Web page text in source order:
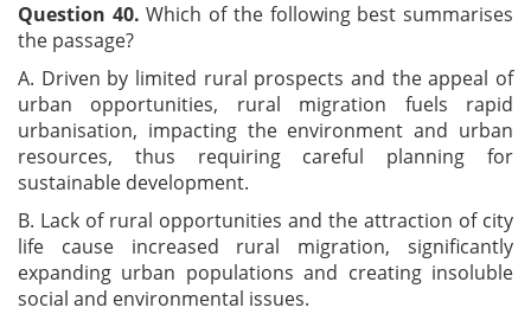
Question 40. Which of the following best summarises
the passage?
A. Driven by limited rural prospects and the appeal of
urban opportunities, rural migration fuels rapid
urbanisation, impacting the environment and urban
resources, thus requiring careful planning for
sustainable development.
B. Lack of rural opportunities and the attraction of city
life cause increased rural migration, significantly
expanding urban populations and creating insoluble
social and environmental issues.